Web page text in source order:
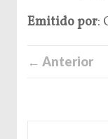
Emitido por:
← Anterior